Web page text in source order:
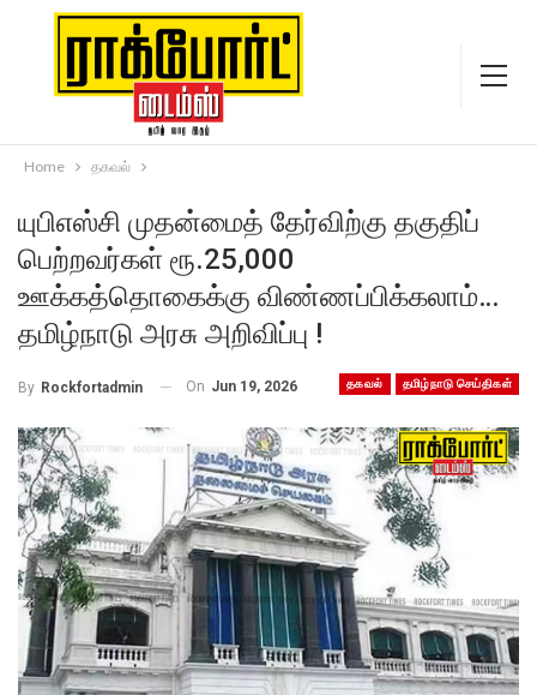
Home தகவல்
யுபிஎஸ்சி முதன்மைத் தேர்விற்கு தகுதிப்
பெற்றவர்கள் ரூ.25,000
ஊக்கத்தொகைக்கு விண்ணப்பிக்கலாம்…
தமிழ்நாடு அரசு அறிவிப்பு !
தகவல் தமிழ்நாடு செய்திகள்
By Rockfortadmin On Jun 19, 2026